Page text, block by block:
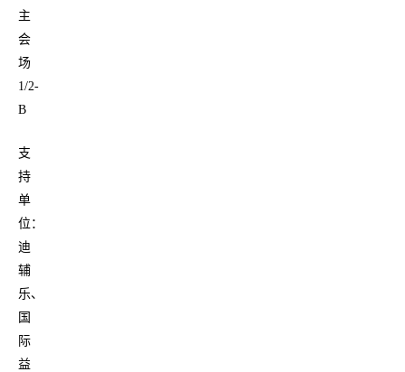
主
会
场
1/2-
B
支
持
单
位：
迪
辅
乐、
国
际
益